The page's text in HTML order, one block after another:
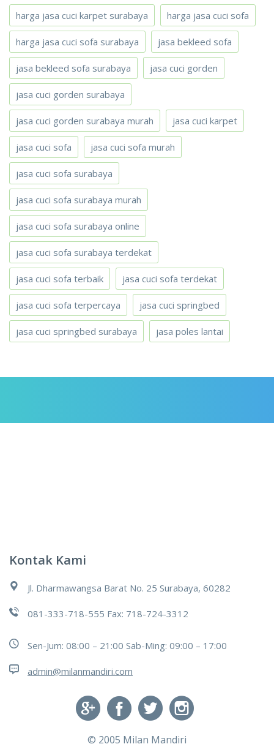
harga jasa cuci karpet surabaya harga jasa cuci sofa
harga jasa cuci sofa surabaya jasa bekleed sofa
jasa bekleed sofa surabaya jasa cuci gorden
jasa cuci gorden surabaya
jasa cuci gorden surabaya murah jasa cuci karpet
jasa cuci sofa jasa cuci sofa murah
jasa cuci sofa surabaya
jasa cuci sofa surabaya murah
jasa cuci sofa surabaya online
jasa cuci sofa surabaya terdekat
jasa cuci sofa terbaik jasa cuci sofa terdekat
jasa cuci sofa terpercaya jasa cuci springbed
jasa cuci springbed surabaya jasa poles lantai
Kontak Kami
Jl. Dharmawangsa Barat No. 25 Surabaya, 60282
081-333-718-555 Fax: 718-724-3312
Sen-Jum: 08:00 – 21:00 Sab-Ming: 09:00 – 17:00
admin@milanmandiri.com
© 2005 Milan Mandiri